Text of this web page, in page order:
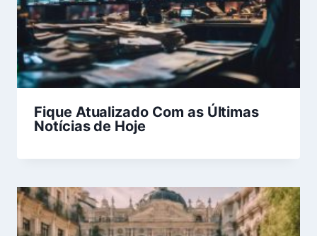
Fique Atualizado Com as Últimas
Notícias de Hoje